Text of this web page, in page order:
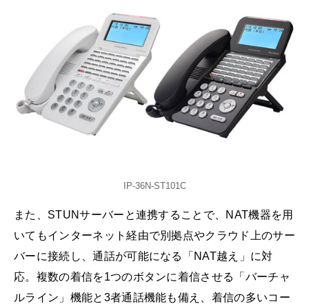
IP-36N-ST101C
また、STUNサーバーと連携することで、NAT機器を用
いてもインターネット経由で別拠点やクラウド上のサー
バーに接続し、通話が可能になる「NAT越え」に対
応。複数の着信を1つのボタンに着信させる「バーチャ
ルライン」機能と3者通話機能も備え、着信の多いコー